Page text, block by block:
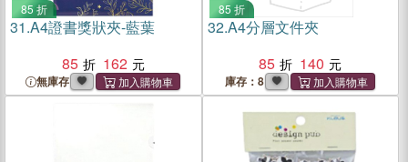
85 折
31.A4證書獎狀夾-藍葉
85
162
無庫存
85 折
32.A4分層文件夾
85
140
庫存：8